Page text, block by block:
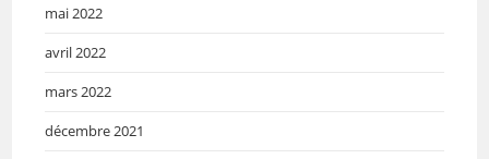
mai 2022
avril 2022
mars 2022
décembre 2021